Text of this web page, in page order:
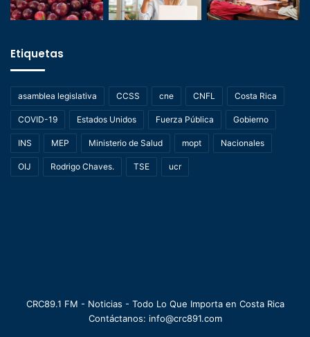
Etiquetas
asamblea legislativa CCSS cne CNFL Costa Rica
COVID-19 Estados Unidos Fuerza Pública Gobierno
INS MEP Ministerio de Salud mopt Nacionales
OIJ Rodrigo Chaves. TSE ucr
CRC89.1 FM - Noticias - Todo Lo Que Importa en Costa Rica
Contáctanos: info@crc891.com